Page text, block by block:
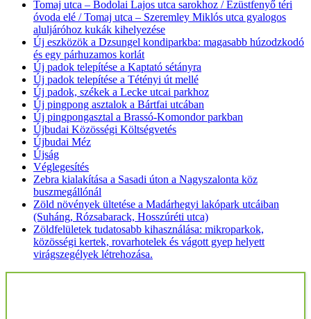
Tomaj utca – Bodolai Lajos utca sarokhoz / Ezüstfenyő téri
óvoda elé / Tomaj utca – Szeremley Miklós utca gyalogos
aluljáróhoz kukák kihelyezése
Új eszközök a Dzsungel kondiparkba: magasabb húzodzkodó
és egy párhuzamos korlát
Új padok telepítése a Kaptató sétányra
Új padok telepítése a Tétényi út mellé
Új padok, székek a Lecke utcai parkhoz
Új pingpong asztalok a Bártfai utcában
Új pingpongasztal a Brassó-Komondor parkban
Újbudai Közösségi Költségvetés
Újbudai Méz
Újság
Véglegesítés
Zebra kialakítása a Sasadi úton a Nagyszalonta köz
buszmegállónál
Zöld növények ültetése a Madárhegyi lakópark utcáiban
(Suháng, Rózsabarack, Hosszúréti utca)
Zöldfelületek tudatosabb kihasználása: mikroparkok,
közösségi kertek, rovarhotelek és vágott gyep helyett
virágszegélyek létrehozása.